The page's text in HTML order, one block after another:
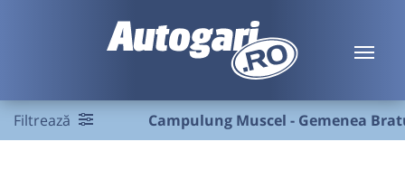
Filtrează Campulung Muscel - Gemenea